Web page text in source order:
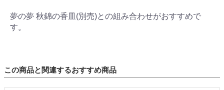
夢の夢 秋錦の香皿(別売)との組み合わせがおすすめで
す。
この商品と関連するおすすめ商品